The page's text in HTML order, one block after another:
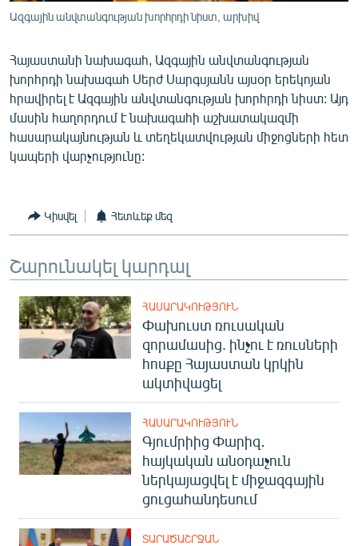
ՄԵԿՆԱԲԱՆՈՒԹՅՈՒՆ
ԿՈՐՈՆԱՎԻՐՈՒՍ
ԱՐԽԻՎ
ՏԵՍԱՆՅՈՒԹԵՐ
ԲԱՆԱՎԵՃ
ՓՈԴՔԱՍԹ
English
Русский
ՀԵՏԵՎԵՔ ՄԵԶ
«Ազատության» բոլոր կայքերը
Ազգային անվտանգության խորհրդի նիստ, արխիվ
Հայաստանի նախագահ, Ազգային անվտանգության
խորհրդի նախագահ Սերժ Սարգսյանն այսօր երեկոյան
հրավիրել է Ազգային անվտանգության խորհրդի նիստ: Այդ
մասին հաղորդում է նախագահի աշխատակազմի
հասարակայնության և տեղեկատվության միջոցների հետ
կապերի վարչությունը:
Կիսվել Հետևեք մեզ
Շարունակել կարդալ
ՀԱՍԱՐԱԿՈՒԹՅՈՒՆ
Փախուստ ռուսական
զորամասից. ինչու է ռուսների
հոսքը Հայաստան կրկին
ակտիվացել
ՀԱՍԱՐԱԿՈՒԹՅՈՒՆ
Գյումրիից Փարիզ․
հայկական անօդաչուն
ներկայացվել է միջազգային
ցուցահանդեսում
ՏԱՐԱԾԱՇՐՋԱՆ